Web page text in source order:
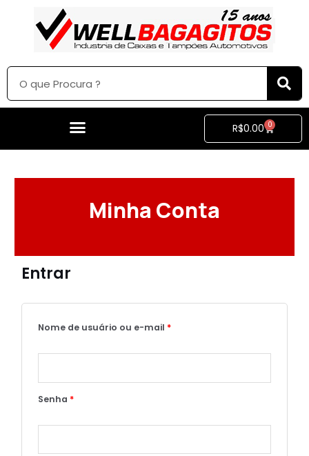
R$0.00 0
Minha Conta
Entrar
Nome de usuário ou e-mail *
Senha *